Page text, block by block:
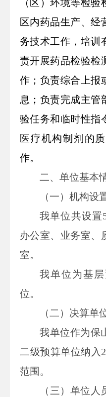
（区）环境等检
区内药品生产、经
务技术工作，培训
责开展药品检验检
作；负责综合上报
息；负责完成主管
验任务和临时性指
医疗机构制剂的
作。
二、 单位基本
（一）机构设
我单位共设置
办公室、 业务室、
室。
我单位为基
位。
（二） 决算单
我单位作为保
二级预算单位纳入
范围 。
（ 三 ） 单位 人